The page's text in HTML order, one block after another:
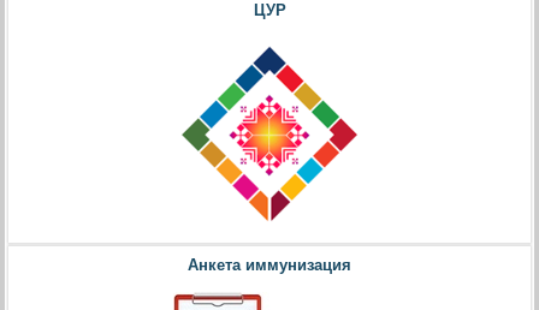
ЦУР
Анкета иммунизация